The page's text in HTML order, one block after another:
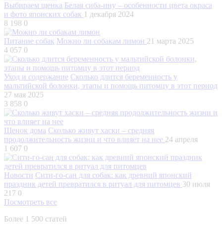
Выбираем щенка Белая сиба-ину – особенности цвета окраса
и фото японских собак 1 декабря 2024
8 198 0
Питание собак Можно ли собакам лимон 21 марта 2025
4 057 0
Уход и содержание Сколько длится беременность у
мальтийской болонки, этапы и помощь питомцу в этот период
27 мая 2025
3 858 0
Щенок дома Сколько живут хаски – средняя
продолжительность жизни и что влияет на нее 24 апреля
1 607 0
Новости Сити-го-сан для собак: как древний японский
праздник детей превратился в ритуал для питомцев 30 июля
217 0
Посмотреть все
Более 1 500 статей